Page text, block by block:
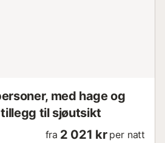
med hage og
til sjøutsikt
fra 2 021 kr per natt